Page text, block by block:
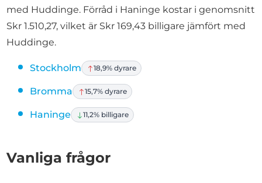
med Huddinge. Förråd i Haninge kostar i genomsnitt
Skr 1.510,27, vilket är Skr 169,43 billigare jämfört med
Huddinge.
Stockholm 18,9% dyrare
Bromma 15,7% dyrare
Haninge 11,2% billigare
Vanliga frågor